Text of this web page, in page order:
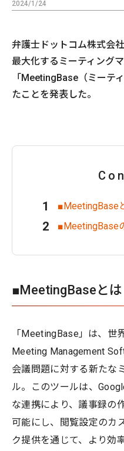
2024/1/24
弁護士ドットコム株式会
最大化するミーティング
「MeetingBase（ミーテ
たことを発表した。
■MeetingBase
■MeetingBase
■MeetingBaseとは
「MeetingBase」は、世
Meeting Management
会議問題に対する新たな
ル。このツールは、
な連携により、議事録の
可能にし、閲覧設定のカ
ク提供を通じて、より効